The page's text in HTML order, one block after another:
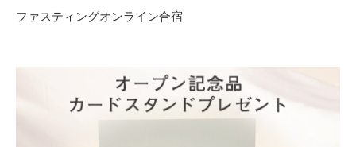
ファスティングオンライン合宿